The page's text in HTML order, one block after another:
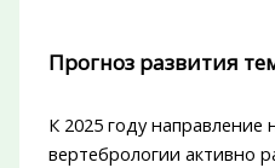
Прогноз развития
К 2025 году
вертебрологии активно